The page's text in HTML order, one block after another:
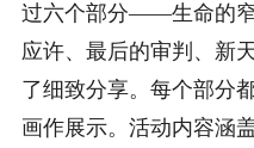
过六个部分——生命的
应许、最后的审判、
了细致分享。每个部分
画作展示。活动内容涵